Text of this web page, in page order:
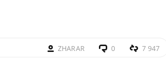
ZHARAR 0 7 947